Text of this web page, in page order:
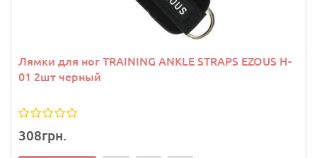
Лямки для ног TRAINING ANKLE STRAPS EZOUS H-
01 2шт черный
308грн.